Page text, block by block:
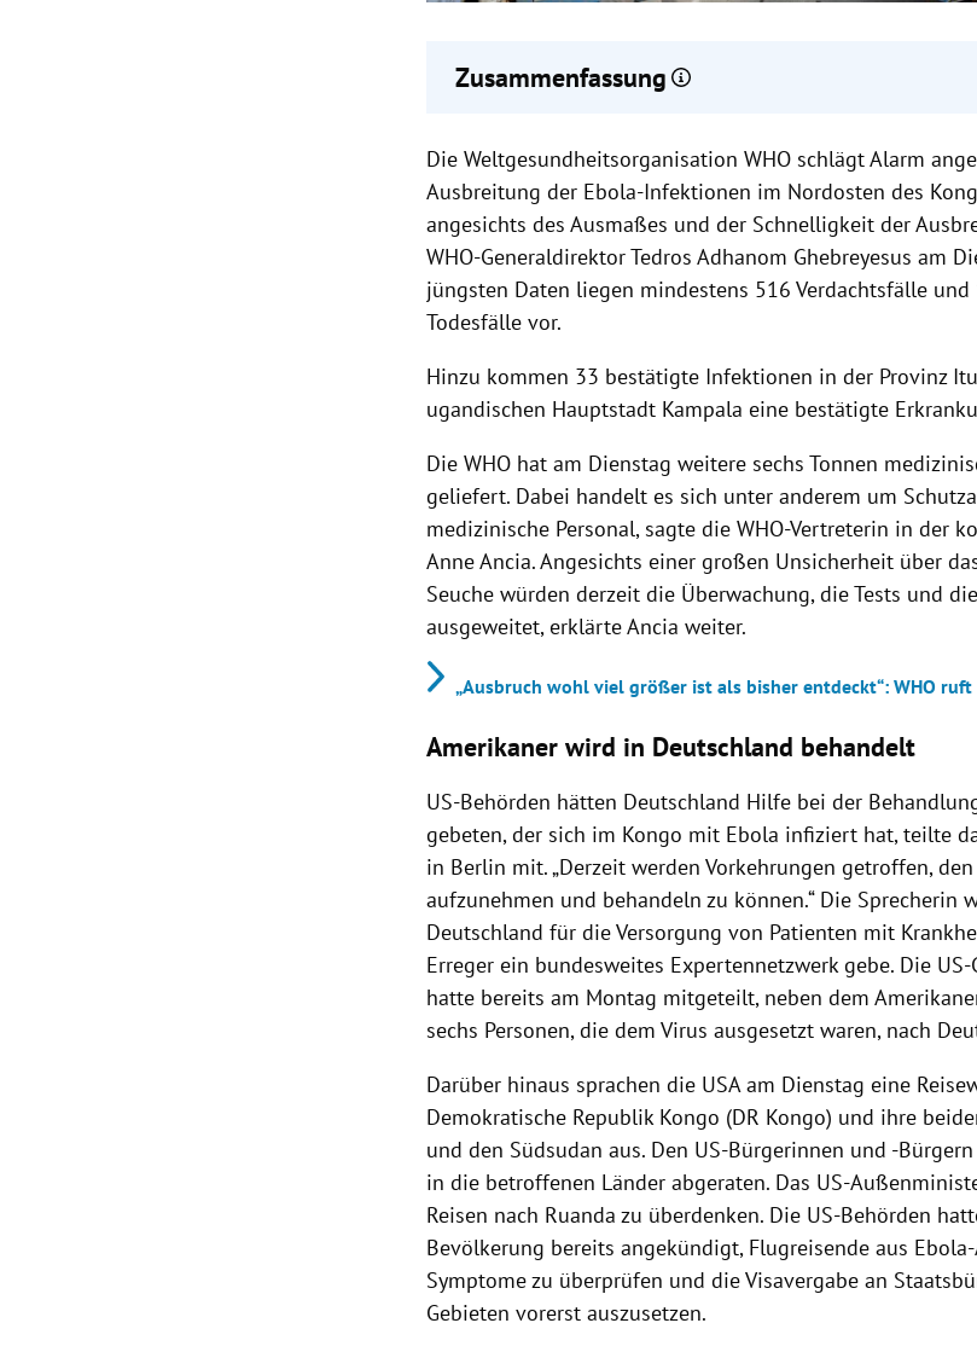
Zusammenfassung
Sechs Kontaktpersonen mit hohem Ansteckungsrisiko
Deutschland gebracht.
Die WHO hat wegen eines Ebola-Ausbruchs im Kongo und
Gesundheitsnotstand ausgerufen.
Die Weltgesundheitsorganisation WHO schlägt Alarm
Ausbreitung der Ebola-Infektionen im Nordosten des
angesichts des Ausmaßes und der Schnelligkeit der
WHO-Generaldirektor Tedros Adhanom Ghebreyesus am
jüngsten Daten liegen mindestens 516 Verdachtsfälle
Todesfälle vor.
Hinzu kommen 33 bestätigte Infektionen in der Provinz
ugandischen Hauptstadt Kampala eine bestätigte
Die WHO hat am Dienstag weitere sechs Tonnen
geliefert. Dabei handelt es sich unter anderem um
medizinische Personal, sagte die WHO-Vertreterin in der
Anne Ancia. Angesichts einer großen Unsicherheit über
Seuche würden derzeit die Überwachung, die Tests und
ausgeweitet, erklärte Ancia weiter.
„Ausbruch wohl viel größer ist als bisher entdeckt“: WHO
Amerikaner wird in Deutschland behandelt
US-Behörden hätten Deutschland Hilfe bei der
gebeten, der sich im Kongo mit Ebola infiziert hat, teilte
in Berlin mit. „Derzeit werden Vorkehrungen getroffen,
aufzunehmen und behandeln zu können.“ Die Sprecherin
Deutschland für die Versorgung von Patienten mit
Erreger ein bundesweites Expertennetzwerk gebe. Die US-
hatte bereits am Montag mitgeteilt, neben dem
sechs Personen, die dem Virus ausgesetzt waren, nach
Darüber hinaus sprachen die USA am Dienstag eine
Demokratische Republik Kongo (DR Kongo) und ihre
und den Südsudan aus. Den US-Bürgerinnen und -
in die betroffenen Länder abgeraten. Das US-
Reisen nach Ruanda zu überdenken. Die US-Behörden
Bevölkerung bereits angekündigt, Flugreisende aus
Symptome zu überprüfen und die Visavergabe an
Gebieten vorerst auszusetzen.